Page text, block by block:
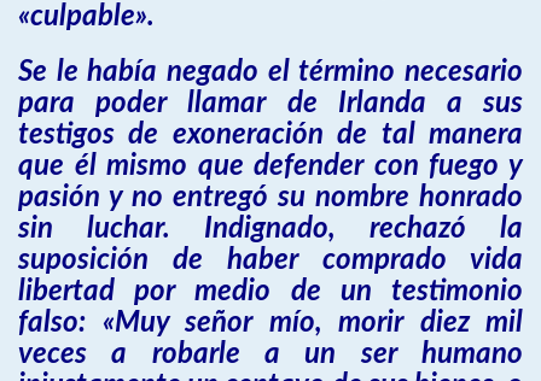
«culpable».
Se le había negado el término necesario
para poder llamar de Irlanda a sus
testigos de exoneración de tal manera
que él mismo que defender con fuego y
pasión y no entregó su nombre honrado
sin luchar. Indignado, rechazó la
suposición de haber comprado vida
libertad por medio de un testimonio
falso: «Muy señor mío, morir diez mil
veces a robarle a un ser humano